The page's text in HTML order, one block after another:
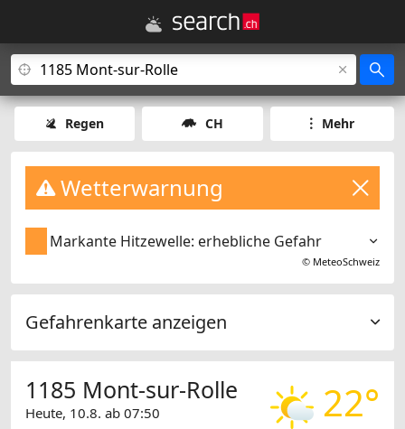
Regen CH Mehr
Wetterwarnung
Markante Hitzewelle: erhebliche Gefahr
© MeteoSchweiz
Gefahrenkarte anzeigen
22°
1185 Mont-sur-Rolle
Heute, 10.8. ab 07:50